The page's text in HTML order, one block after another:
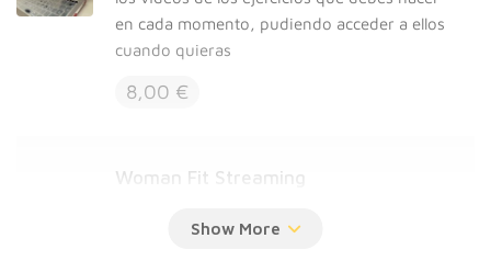
en cada momento, pudiendo acceder a ellos
cuando quieras
8,00 €
Woman Fit Streaming
teniendo en cuenta tu nivel de condición